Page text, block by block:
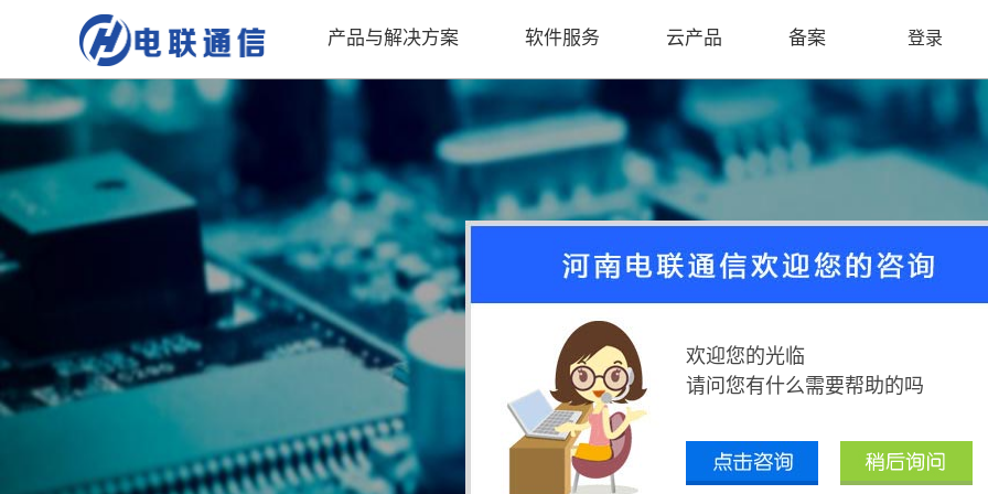
产品与解决方案 软件服务 云产品 备案 登录
SSL证书-云安全
Cloud Security
您的选择
欢迎您的光临
请问您有什么需要帮助的吗